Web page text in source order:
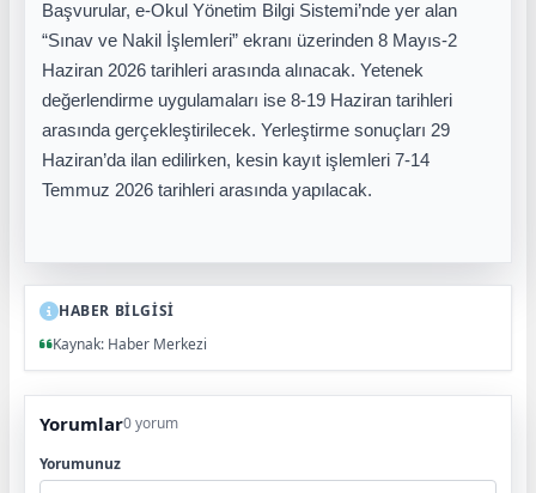
Başvurular, e-Okul Yönetim Bilgi Sistemi’nde yer alan
“Sınav ve Nakil İşlemleri” ekranı üzerinden 8 Mayıs-2
Haziran 2026 tarihleri arasında alınacak. Yetenek
değerlendirme uygulamaları ise 8-19 Haziran tarihleri
arasında gerçekleştirilecek. Yerleştirme sonuçları 29
Haziran’da ilan edilirken, kesin kayıt işlemleri 7-14
Temmuz 2026 tarihleri arasında yapılacak.
HABER BİLGİSİ
Kaynak: Haber Merkezi
Yorumlar0 yorum
Yorumunuz